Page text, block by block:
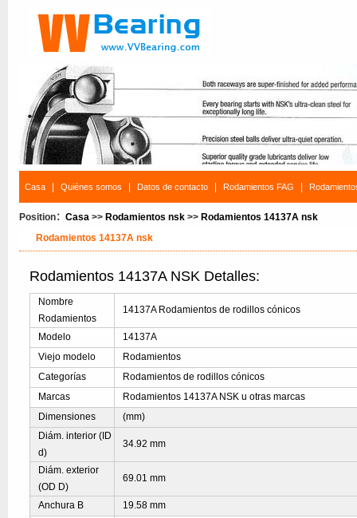
Casa Quiénes somos Datos de contacto Rodamientos FAG
Position： Casa >> Rodamientos nsk >> Rodamientos 14137A nsk
Rodamientos 14137A nsk
Rodamientos 14137A NSK Detalles:
Nombre
Rodamientos
14137A Rodamientos de rodillos cónicos
Modelo
14137A
Viejo modelo
Rodamientos
Categorías
Rodamientos de rodillos cónicos
Marcas
Rodamientos 14137A NSK u otras marcas
Dimensiones
(mm)
Diám. interior (ID
d)
34.92 mm
Diám. exterior
(OD D)
69.01 mm
Anchura B
19.58 mm